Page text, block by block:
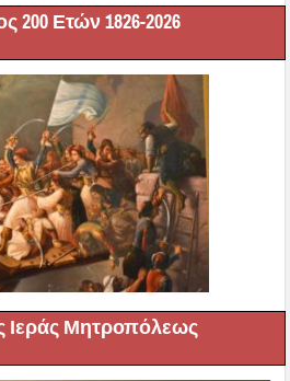
200 Ετών 1826-2026
Ιεράς Μητροπόλεως